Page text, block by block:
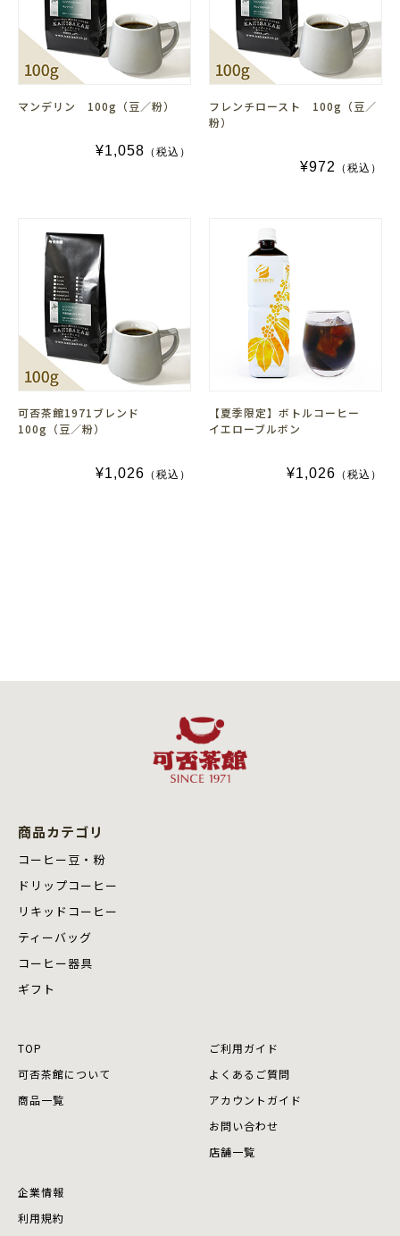
マンデリン 100g（豆／粉）
¥1,058 （税込）
フレンチロースト 100g（豆／
粉）
¥972 （税込）
可否茶館1971ブレンド
100g（豆／粉）
¥1,026 （税込）
【夏季限定】ボトルコーヒー
イエローブルボン
¥1,026 （税込）
商品カテゴリ
コーヒー豆・粉
ドリップコーヒー
リキッドコーヒー
ティーバッグ
コーヒー器具
ギフト
TOP
可否茶館について
商品⼀覧
ご利用ガイド
よくあるご質問
アカウントガイド
お問い合わせ
店舗⼀覧
企業情報
利用規約